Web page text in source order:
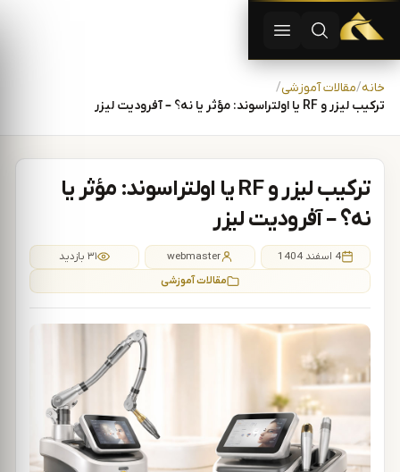
پرش به محتوا
دستگاه لیزر موهای زاید | دستگاه لاغری | آفرودیت لیزر —
باز کردن جستجو
باز کردن منو
خانه مقالات آموزشی
ترکیب لیزر و RF یا اولتراسوند: مؤثر یا نه؟ – آفرودیت لیزر
ترکیب لیزر و RF یا اولتراسوند: مؤثر یا
نه؟ – آفرودیت لیزر
4 اسفند 1404 webmaster
۳۱ بازدید
مقالات آموزشی